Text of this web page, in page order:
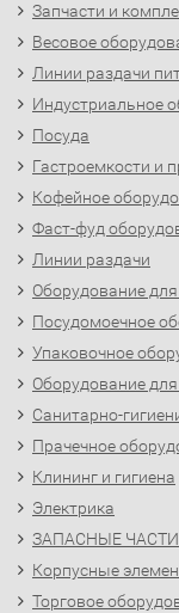
Запчасти и
Весовое
Линии раздачи
Индустриальное
Посуда
Гастроемкости и
Кофейное
Фаст-фуд
Линии раздачи
Оборудование для
Посудомоечное
Упаковочное
Оборудование
Санитарно-
Прачечное
Клининг и гигиена
Электрика
ЗАПАСНЫЕ ЧАСТИ
Корпусные
Торговое